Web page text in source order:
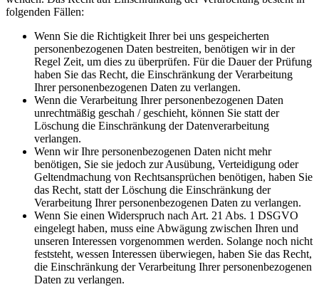
folgenden Fällen:
Wenn Sie die Richtigkeit Ihrer bei uns gespeicherten
personenbezogenen Daten bestreiten, benötigen wir in der
Regel Zeit, um dies zu überprüfen. Für die Dauer der Prüfung
haben Sie das Recht, die Einschränkung der Verarbeitung
Ihrer personenbezogenen Daten zu verlangen.
Wenn die Verarbeitung Ihrer personenbezogenen Daten
unrechtmäßig geschah / geschieht, können Sie statt der
Löschung die Einschränkung der Datenverarbeitung
verlangen.
Wenn wir Ihre personenbezogenen Daten nicht mehr
benötigen, Sie sie jedoch zur Ausübung, Verteidigung oder
Geltendmachung von Rechtsansprüchen benötigen, haben Sie
das Recht, statt der Löschung die Einschränkung der
Verarbeitung Ihrer personenbezogenen Daten zu verlangen.
Wenn Sie einen Widerspruch nach Art. 21 Abs. 1 DSGVO
eingelegt haben, muss eine Abwägung zwischen Ihren und
unseren Interessen vorgenommen werden. Solange noch nicht
feststeht, wessen Interessen überwiegen, haben Sie das Recht,
die Einschränkung der Verarbeitung Ihrer personenbezogenen
Daten zu verlangen.